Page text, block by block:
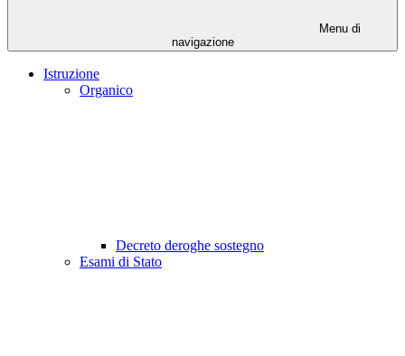
Menu di
navigazione
Istruzione
Organico
Decreto deroghe sostegno
Esami di Stato